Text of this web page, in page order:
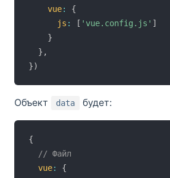
vue:
{
js : [ 'vue.config.js' ]
}
} ,
})
Объект data будет:
{
// Файл
vue:
{